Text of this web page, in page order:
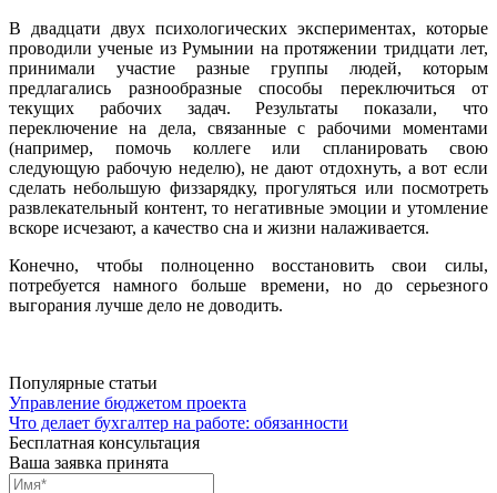
В двадцати двух психологических экспериментах, которые
проводили ученые из Румынии на протяжении тридцати лет,
принимали участие разные группы людей, которым
предлагались разнообразные способы переключиться от
текущих рабочих задач. Результаты показали, что
переключение на дела, связанные с рабочими моментами
(например, помочь коллеге или спланировать свою
следующую рабочую неделю), не дают отдохнуть, а вот если
сделать небольшую физзарядку, прогуляться или посмотреть
развлекательный контент, то негативные эмоции и утомление
вскоре исчезают, а качество сна и жизни налаживается.
Конечно, чтобы полноценно восстановить свои силы,
потребуется намного больше времени, но до серьезного
выгорания лучше дело не доводить.
Популярные статьи
Управление бюджетом проекта
Что делает бухгалтер на работе: обязанности
Бесплатная консультация
Ваша заявка принята